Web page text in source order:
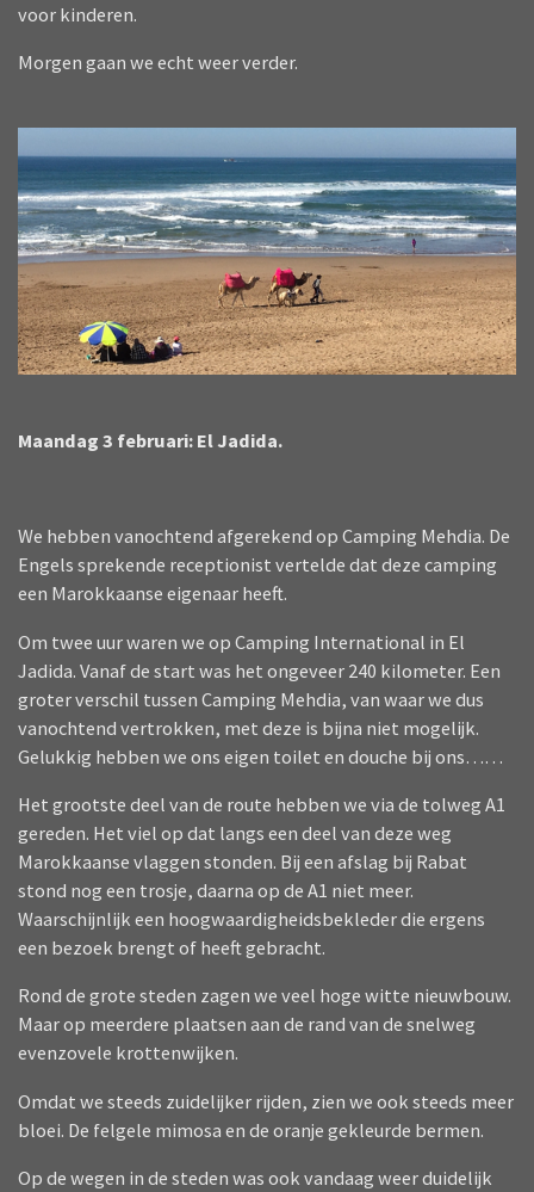
voor kinderen.
Morgen gaan we echt weer verder.
Maandag 3 februari: El Jadida.
We hebben vanochtend afgerekend op Camping Mehdia. De
Engels sprekende receptionist vertelde dat deze camping
een Marokkaanse eigenaar heeft.
Om twee uur waren we op Camping International in El
Jadida. Vanaf de start was het ongeveer 240 kilometer. Een
groter verschil tussen Camping Mehdia, van waar we dus
vanochtend vertrokken, met deze is bijna niet mogelijk.
Gelukkig hebben we ons eigen toilet en douche bij ons……
Het grootste deel van de route hebben we via de tolweg A1
gereden. Het viel op dat langs een deel van deze weg
Marokkaanse vlaggen stonden. Bij een afslag bij Rabat
stond nog een trosje, daarna op de A1 niet meer.
Waarschijnlijk een hoogwaardigheidsbekleder die ergens
een bezoek brengt of heeft gebracht.
Rond de grote steden zagen we veel hoge witte nieuwbouw.
Maar op meerdere plaatsen aan de rand van de snelweg
evenzovele krottenwijken.
Omdat we steeds zuidelijker rijden, zien we ook steeds meer
bloei. De felgele mimosa en de oranje gekleurde bermen.
Op de wegen in de steden was ook vandaag weer duidelijk